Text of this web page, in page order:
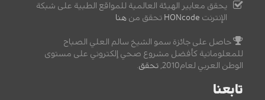
يحقق معايير الهيئة العالمية للمواقع الطبية على شبكة
الإنترنت HONcode تحقق من هنا
حاصل على جائزة سمو الشيخ سالم العلي الصباح
للمعلوماتية كأفضل مشروع صحي إلكتروني على مستوى
الوطن العربي لعام2010,
تحقق
تابعنا